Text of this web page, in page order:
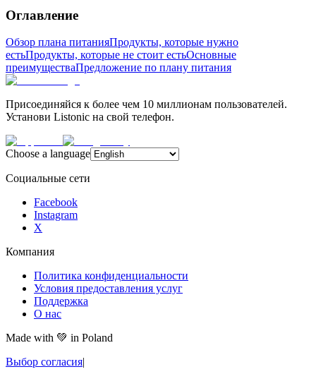
Оглавление
Обзор плана питанияПродукты, которые нужно
естьПродукты, которые не стоит естьОсновные
преимуществаПредложение по плану питания
Присоединяйся к более чем 10 миллионам пользователей.
Установи Listonic на свой телефон.
Choose a language
Социальные сети
Facebook
Instagram
X
Компания
Политика конфиденциальности
Условия предоставления услуг
Поддержка
О нас
Made with 💚 in Poland
Выбор согласия|